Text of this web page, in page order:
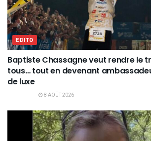
EDITO
Baptiste Chassagne veut rendre le
tous… tout en devenant
de luxe
8 AOÛT 2026